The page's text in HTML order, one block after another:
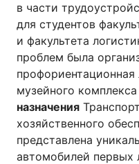
в части
для студентов
и факультета
проблем была
музейного комплекса
назначения
хозяйственного
представлена
автомобилей первых